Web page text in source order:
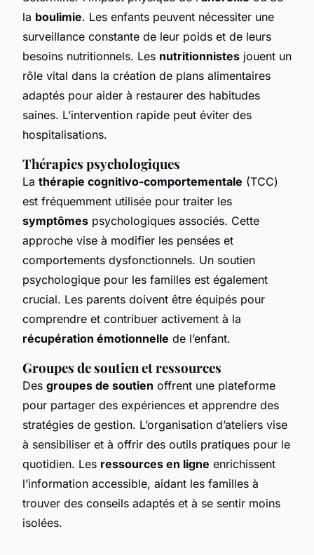
la boulimie. Les enfants peuvent nécessiter une
surveillance constante de leur poids et de leurs
besoins nutritionnels. Les nutritionnistes jouent un
rôle vital dans la création de plans alimentaires
adaptés pour aider à restaurer des habitudes
saines. L’intervention rapide peut éviter des
hospitalisations.
Thérapies psychologiques
La thérapie cognitivo-comportementale (TCC)
est fréquemment utilisée pour traiter les
symptômes psychologiques associés. Cette
approche vise à modifier les pensées et
comportements dysfonctionnels. Un soutien
psychologique pour les familles est également
crucial. Les parents doivent être équipés pour
comprendre et contribuer activement à la
récupération émotionnelle de l’enfant.
Groupes de soutien et ressources
Des groupes de soutien offrent une plateforme
pour partager des expériences et apprendre des
stratégies de gestion. L’organisation d’ateliers vise
à sensibiliser et à offrir des outils pratiques pour le
quotidien. Les ressources en ligne enrichissent
l’information accessible, aidant les familles à
trouver des conseils adaptés et à se sentir moins
isolées.